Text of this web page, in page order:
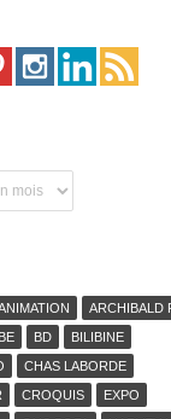
ARCHIBALD
BD
BILIBINE
CHAS LABORDE
CROQUIS
EXPO